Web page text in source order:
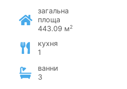
загальна
площа
443.09 м2
кухня
1
ванни
3